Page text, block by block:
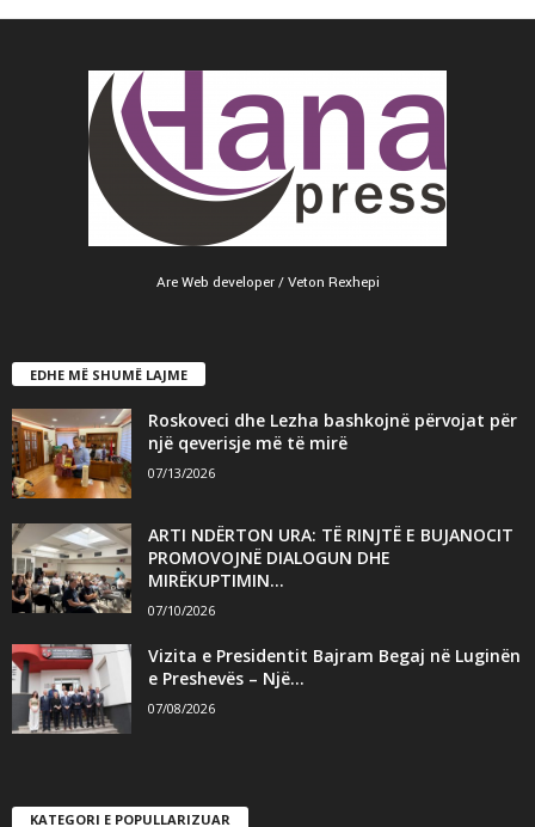
Are Web developer / Veton Rexhepi
EDHE MË SHUMË LAJME
Roskoveci dhe Lezha bashkojnë përvojat për
një qeverisje më të mirë
07/13/2026
ARTI NDËRTON URA: TË RINJTË E BUJANOCIT
PROMOVOJNË DIALOGUN DHE
MIRËKUPTIMIN...
07/10/2026
Vizita e Presidentit Bajram Begaj në Luginën
e Preshevës – Një...
07/08/2026
KATEGORI E POPULLARIZUAR